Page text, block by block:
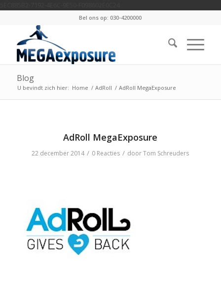
Bel ons op: 030-4200000
Blog
U bevindt zich hier: Home / AdRoll / AdRoll MegaExposure
AdRoll MegaExposure
22 december 2014 / 0 Reacties / doorTom Schreuders